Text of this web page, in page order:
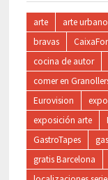
arte arte urbano
bravas
cocina de autor
comer en
Eurovision
exposición arte
GastroTapes
gratis Barcelona